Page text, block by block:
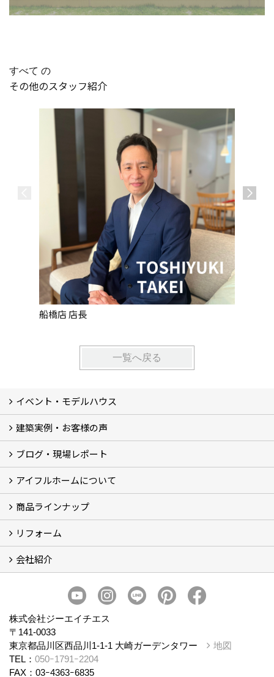
すべて の
その他のスタッフ紹介
船橋店 店長
一覧へ戻る
イベント・モデルハウス
イベント
モデルハウス見学
建築実例・お客様の声
建築実例
お客様の声
ブログ・現場レポート
ブログ
現場レポート
アイフルホームについて
アイフルホームについて (5)
商品ラインナップ
商品ラインナップ
リフォーム
まるごと断熱リフォーム
イベント情報
施工事例
会社紹介
スタッフ紹介
個人情報保護方針
株式会社ジーエイチエス
〒141-0033
東京都品川区西品川1-1-1 大崎ガーデンタワー
地図
TEL： 050ｰ1791ｰ2204
FAX：03ｰ4363ｰ6835